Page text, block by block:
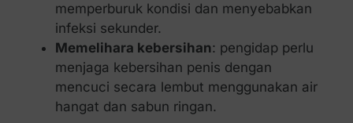
memperburuk kondisi dan menyebabkan
infeksi sekunder.
Memelihara kebersihan: pengidap perlu
menjaga kebersihan penis dengan
mencuci secara lembut menggunakan air
hangat dan sabun ringan.